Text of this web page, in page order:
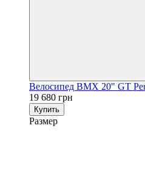
Велосипед BMX 20" GT
19 680 грн
Купить
Размер